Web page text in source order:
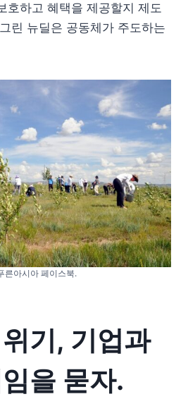
호하고 혜택을 제공할지 제도
린 뉴딜은 공동체가 주도하는
른아시아 페이스북.
기, 기업과
을 묻자.